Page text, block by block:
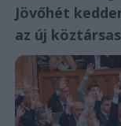
Jövőhét
az új